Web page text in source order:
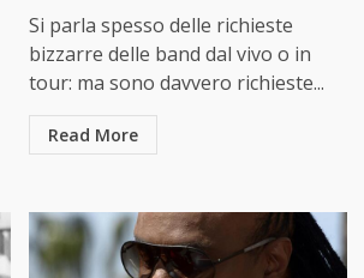
Si parla spesso delle richieste
bizzarre delle band dal vivo o in
tour: ma sono davvero richieste...
Read More